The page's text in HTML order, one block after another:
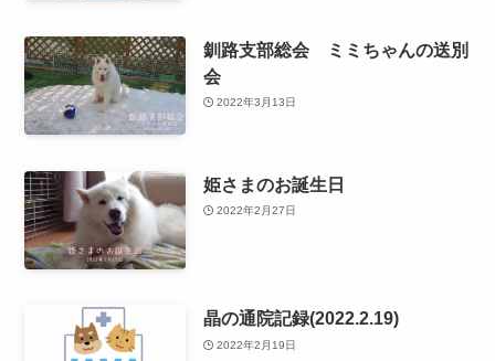
釧路支部総会 ミミちゃんの送別
会
2022年3月13日
姫さまのお誕生日
2022年2月27日
晶の通院記録(2022.2.19)
2022年2月19日